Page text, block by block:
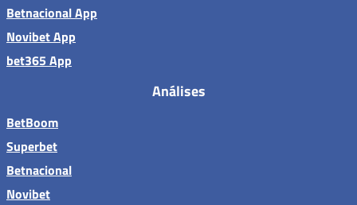
Betnacional App
Novibet App
bet365 App
Análises
BetBoom
Superbet
Betnacional
Novibet